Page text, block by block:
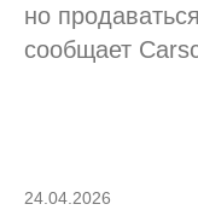
но
сообщает
24.04.2026